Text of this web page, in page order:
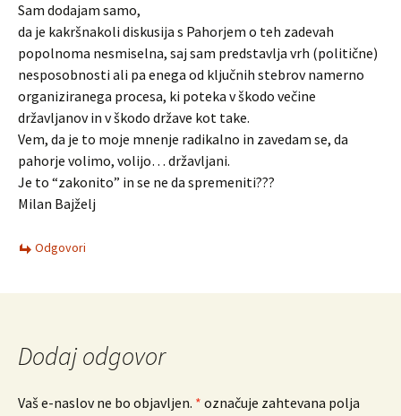
Sam dodajam samo,
da je kakršnakoli diskusija s Pahorjem o teh zadevah
popolnoma nesmiselna, saj sam predstavlja vrh (politične)
nesposobnosti ali pa enega od ključnih stebrov namerno
organiziranega procesa, ki poteka v škodo večine
državljanov in v škodo države kot take.
Vem, da je to moje mnenje radikalno in zavedam se, da
pahorje volimo, volijo… državljani.
Je to “zakonito” in se ne da spremeniti???
Milan Bajželj
Odgovori
Dodaj odgovor
Vaš e-naslov ne bo objavljen. * označuje zahtevana polja